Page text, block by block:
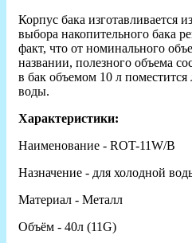
Корпус бака изготавливается
выбора накопительного бака
факт, что от номинального
названии, полезного объема
в бак объемом 10 л
воды.
Характеристики:
Наименование - ROT-11W/B
Назначение - для холодной
Материал - Металл
Объём - 40л (11G)